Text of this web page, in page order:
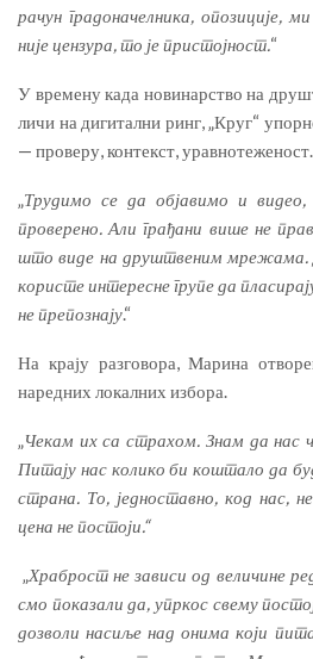
рачун градоначелника, опозиције,
није цензура, то је пристојност.“
У времену када новинарство на
личи на дигитални ринг, „Круг“
— проверу, контекст, уравнотеженост.
„Трудимо се да објавимо и
проверено. Али грађани више не
што виде на друштвеним
користе интересне групе да
не препознају.“
На крају разговора, Марина
наредних локалних избора.
„Чекам их са страхом. Знам да нас
Питају нас колико би коштало да
страна. То, једноставно, код нас,
цена не постоји.“
„Храброст не зависи од величине
смо показали да, упркос свему
дозволи насиље над онима који